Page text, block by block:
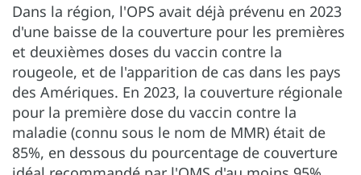
Dans la région, l'OPS avait déjà prévenu en 2023
d'une baisse de la couverture pour les premières
et deuxièmes doses du vaccin contre la
rougeole, et de l'apparition de cas dans les pays
des Amériques. En 2023, la couverture régionale
pour la première dose du vaccin contre la
maladie (connu sous le nom de MMR) était de
85%, en dessous du pourcentage de couverture